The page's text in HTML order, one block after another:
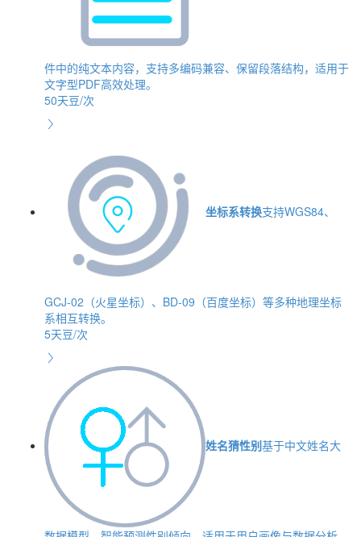
件中的纯文本内容，支持多编码兼容、保留段落结构，适用于
文字型PDF高效处理。
50天豆/次
坐标系转换支持WGS84、
GCJ-02（火星坐标）、BD-09（百度坐标）等多种地理坐标
系相互转换。
5天豆/次
姓名猜性别基于中文姓名大